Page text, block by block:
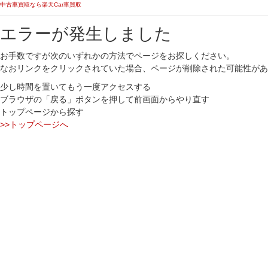
中古車買取なら楽天Car車買取
エラーが発生しました
お手数ですが次のいずれかの方法でページをお探しください。
なおリンクをクリックされていた場合、ページが削除された可能性が
少し時間を置いてもう一度アクセスする
ブラウザの「戻る」ボタンを押して前画面からやり直す
トップページから探す
>>トップページへ